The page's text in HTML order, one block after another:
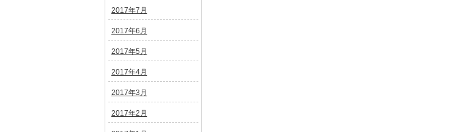
2017年7月
2017年6月
2017年5月
2017年4月
2017年3月
2017年2月